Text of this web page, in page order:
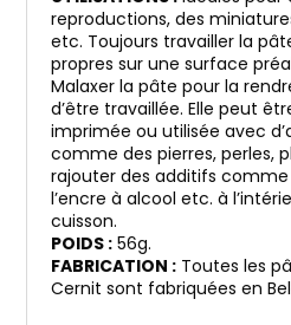
reproductions, des
etc. Toujours travailler la
propres sur une surface
Malaxer la pâte pour la
d’être travaillée. Elle peut
imprimée ou utilisée avec
comme des pierres, perles,
rajouter des additifs
l’encre à alcool etc. à
cuisson.
POIDS : 56g.
FABRICATION : Toutes les
Cernit sont fabriquées en